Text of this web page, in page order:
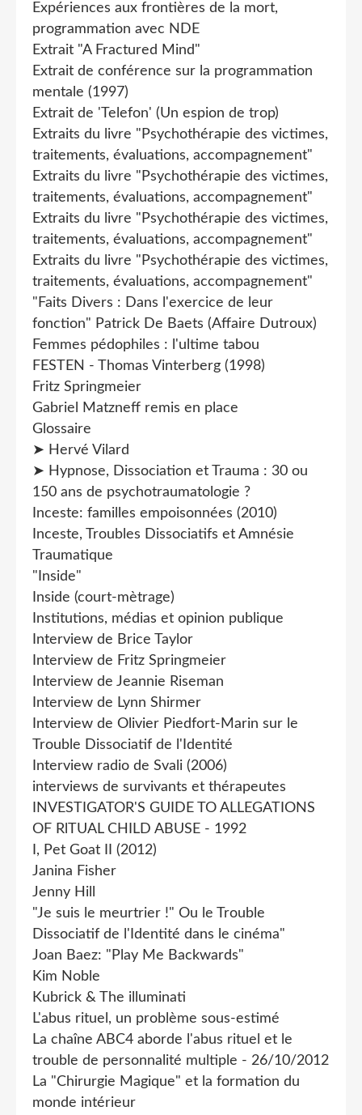
Expériences aux frontières de la mort,
programmation avec NDE
Extrait "A Fractured Mind"
Extrait de conférence sur la programmation
mentale (1997)
Extrait de 'Telefon' (Un espion de trop)
Extraits du livre "Psychothérapie des victimes,
traitements, évaluations, accompagnement"
Extraits du livre "Psychothérapie des victimes,
traitements, évaluations, accompagnement"
Extraits du livre "Psychothérapie des victimes,
traitements, évaluations, accompagnement"
Extraits du livre "Psychothérapie des victimes,
traitements, évaluations, accompagnement"
"Faits Divers : Dans l'exercice de leur
fonction" Patrick De Baets (Affaire Dutroux)
Femmes pédophiles : l'ultime tabou
FESTEN - Thomas Vinterberg (1998)
Fritz Springmeier
Gabriel Matzneff remis en place
Glossaire
➤ Hervé Vilard
➤ Hypnose, Dissociation et Trauma : 30 ou
150 ans de psychotraumatologie ?
Inceste: familles empoisonnées (2010)
Inceste, Troubles Dissociatifs et Amnésie
Traumatique
"Inside"
Inside (court-mètrage)
Institutions, médias et opinion publique
Interview de Brice Taylor
Interview de Fritz Springmeier
Interview de Jeannie Riseman
Interview de Lynn Shirmer
Interview de Olivier Piedfort-Marin sur le
Trouble Dissociatif de l'Identité
Interview radio de Svali (2006)
interviews de survivants et thérapeutes
INVESTIGATOR'S GUIDE TO ALLEGATIONS
OF RlTUAL CHILD ABUSE - 1992
I, Pet Goat II (2012)
Janina Fisher
Jenny Hill
"Je suis le meurtrier !" Ou le Trouble
Dissociatif de l'Identité dans le cinéma"
Joan Baez: "Play Me Backwards"
Kim Noble
Kubrick & The illuminati
L'abus rituel, un problème sous-estimé
La chaîne ABC4 aborde l'abus rituel et le
trouble de personnalité multiple - 26/10/2012
La "Chirurgie Magique" et la formation du
monde intérieur